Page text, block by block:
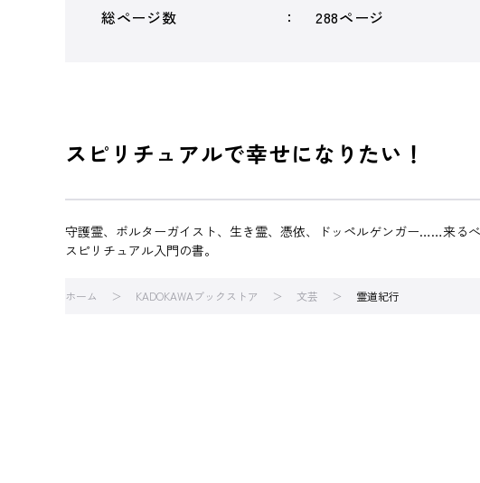
総ページ数
288ページ
スピリチュアルで幸せになりたい！
守護霊、ポルターガイスト、生き霊、憑依、ドッペルゲンガー……来る
スピリチュアル入門の書。
ホーム KADOKAWAブックストア 文芸 霊道紀行